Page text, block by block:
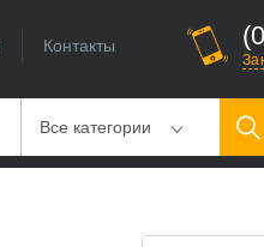
Контакты
Все категории